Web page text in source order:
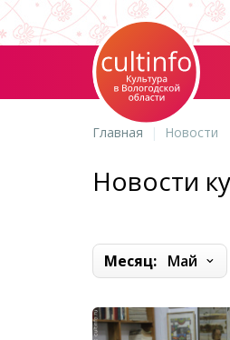
Главная Новости
Новости
Месяц: Май